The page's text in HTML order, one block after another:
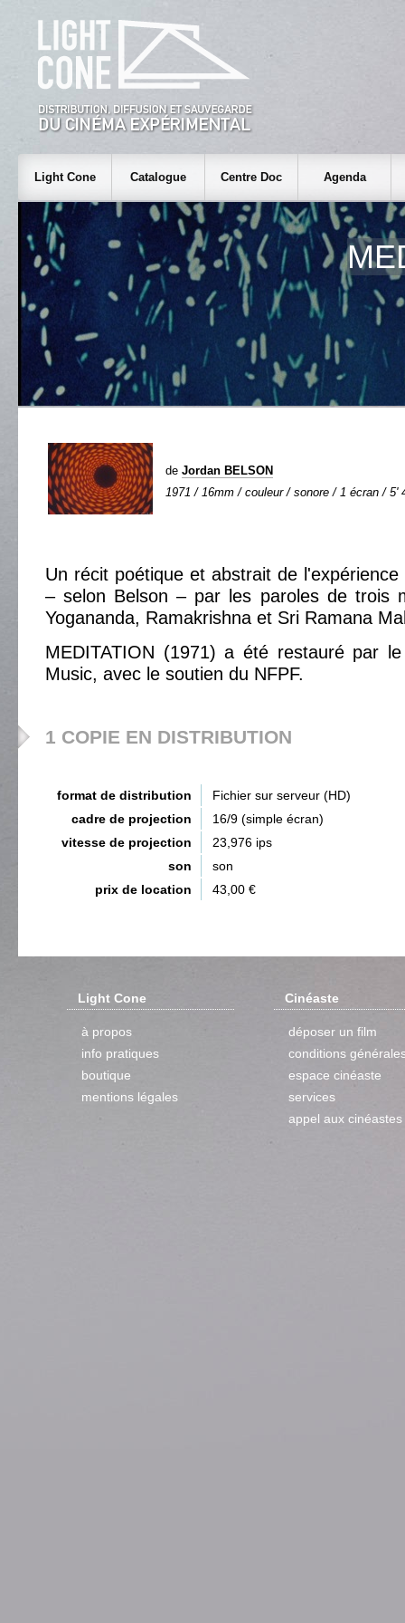
Light Cone Catalogue Centre Doc Agenda
de Jordan BELSON
1971 / 16mm / couleur / sonore / 1 écran / 5'
Un récit poétique et abstrait de
– selon Belson – par les paroles de trois
Yogananda, Ramakrishna et Sri Ramana
MEDITATION (1971) a été restauré par
Music, avec le soutien du NFPF.
1 COPIE EN DISTRIBUTION
format de distribution
Fichier sur serveur (HD)
cadre de projection
16/9 (simple écran)
vitesse de projection
23,976 ips
son
son
prix de location
43,00 €
Light Cone
à propos
info pratiques
boutique
mentions légales
Cinéaste
déposer un film
conditions
espace cinéaste
services
appel aux cinéastes